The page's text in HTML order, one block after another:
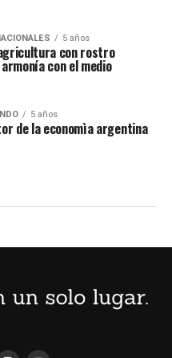
5 años
con rostro
con el medio
5 años
de la economìa argentina